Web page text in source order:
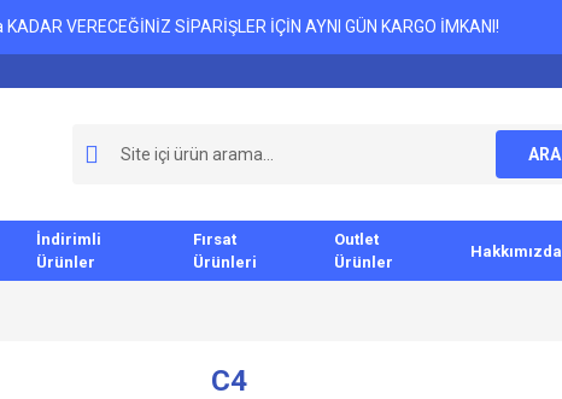
VERECEĞİNİZ SİPARİŞLER İÇİN AYNI GÜN KARGO İMKANI!
ARA
İndirimli
Ürünler
Fırsat
Ürünleri
Outlet
Ürünler
Hakkımızda
C4